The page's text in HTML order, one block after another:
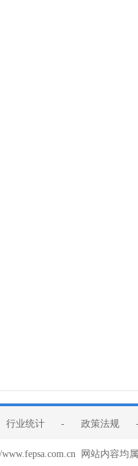
行业统计 - 政策法规 -
网站内容均